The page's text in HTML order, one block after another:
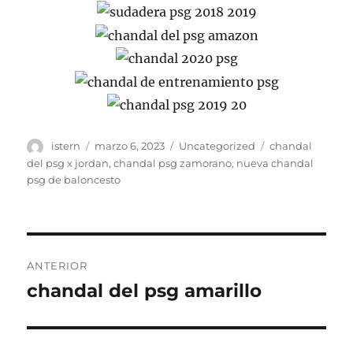
Autor
istern
Publicado
el
marzo 6, 2023 Categorías
Uncategorized Etiquetas
chandal
del psg x jordan,chandal psg zamorano, nueva chandal
psg de baloncesto
de
ANTERIOR
Entrada
chandal del psg amarillo